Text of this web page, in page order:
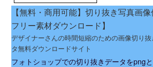
【無料・商用可能】切り抜き写真画
フリー素材ダウンロード】
デザイナーさんの時間短縮のための画像切り
タ無料ダウンロードサイト
フォトショップでの切り抜きデータをpng